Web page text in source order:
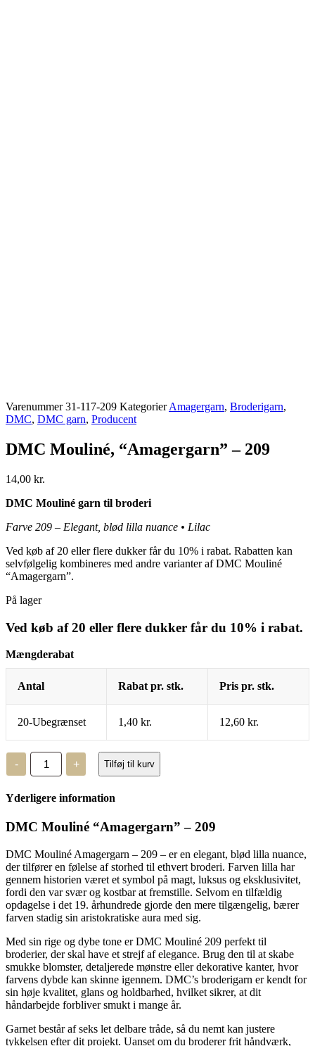
Varenummer31-117-209 Kategorier Amagergarn, Broderigarn,
DMC, DMC garn, Producent
DMC Mouliné, “Amagergarn” – 209
14,00 kr.
DMC Mouliné garn til broderi
Farve 209 – Elegant, blød lilla nuance • Lilac
Ved køb af 20 eller flere dukker får du 10% i rabat. Rabatten kan
selvfølgelig kombineres med andre varianter af DMC Mouliné
“Amagergarn”.
På lager
Ved køb af 20 eller flere dukker får du 10% i rabat.
Mængderabat
Antal Rabat pr. stk. Pris pr. stk.
20-Ubegrænset 1,40 kr. 12,60 kr.
-
DMC
Mouliné,
“Amagergarn”
209
+ Tilføj til kurv
Yderligere information
DMC Mouliné “Amagergarn” – 209
DMC Mouliné Amagergarn – 209 – er en elegant, blød lilla nuance,
der tilfører en følelse af storhed til ethvert broderi. Farven lilla har
gennem historien været et symbol på magt, luksus og eksklusivitet,
fordi den var svær og kostbar at fremstille. Selvom en tilfældig
opdagelse i det 19. århundrede gjorde den mere tilgængelig, bærer
farven stadig sin aristokratiske aura med sig.
Med sin rige og dybe tone er DMC Mouliné 209 perfekt til
broderier, der skal have et strejf af elegance. Brug den til at skabe
smukke blomster, detaljerede mønstre eller dekorative kanter, hvor
farvens dybde kan skinne igennem. DMC’s broderigarn er kendt for
sin høje kvalitet, glans og holdbarhed, hvilket sikrer, at dit
håndarbejde forbliver smukt i mange år.
Garnet består af seks let delbare tråde, så du nemt kan justere
tykkelsen efter dit projekt. Uanset om du broderer frit håndværk,